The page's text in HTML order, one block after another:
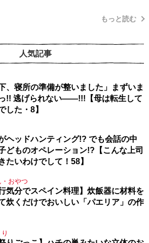
もっと読む
人気記事
下、寝所の準備が整いました」まずいま
!! 逃げられない――!!!【母は転生して
した・8】
ヘッドハンティング!? でも会話の中
どものオペレーション!?【こんな上司
たいわけでして！58】
・おやつ
行気分でスペイン料理】炊飯器に材料を
炊くだけでおいしい「パエリア」の作